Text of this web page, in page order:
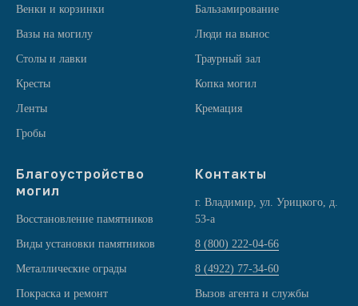
Венки и корзинки
Вазы на могилу
Столы и лавки
Кресты
Ленты
Гробы
Бальзамирование
Люди на вынос
Траурный зал
Копка могил
Кремация
Благоустройство
могил
Восстановление памятников
Виды установки памятников
Металлические ограды
Покраска и ремонт
Контакты
г. Владимир, ул. Урицкого, д.
53-а
8 (800) 222-04-66
8 (4922) 77-34-60
Вызов агента и службы